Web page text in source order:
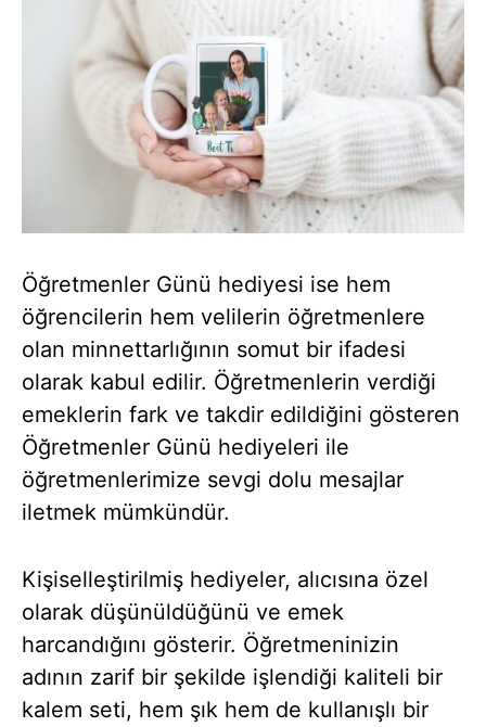
Öğretmenler Günü hediyesi ise hem
öğrencilerin hem velilerin öğretmenlere
olan minnettarlığının somut bir ifadesi
olarak kabul edilir. Öğretmenlerin verdiği
emeklerin fark ve takdir edildiğini gösteren
Öğretmenler Günü hediyeleri ile
öğretmenlerimize sevgi dolu mesajlar
iletmek mümkündür.
Kişiselleştirilmiş hediyeler, alıcısına özel
olarak düşünüldüğünü ve emek
harcandığını gösterir. Öğretmeninizin
adının zarif bir şekilde işlendiği kaliteli bir
kalem seti, hem şık hem de kullanışlı bir